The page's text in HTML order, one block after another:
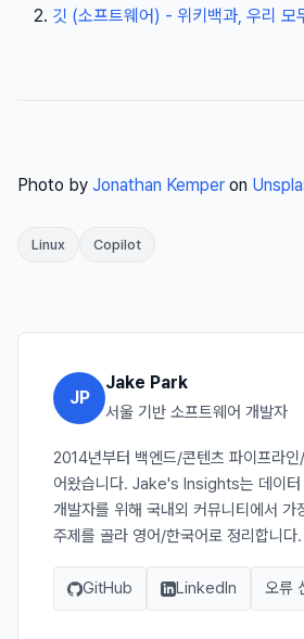
깃 (소프트웨어) - 위키백과, 우리 모
Photo by Jonathan Kemper on
Linux Copilot
JP
Jake Park
서울 기반 소프트웨어 개발자
2014년부터 백엔드/콘텐츠 파이프라
어왔습니다. Jake's Insights는 데이터
개발자를 위해 국내외 커뮤니티에서 가
주제를 골라 영어/한국어로 정리합니다.
GitHub LinkedIn 오류